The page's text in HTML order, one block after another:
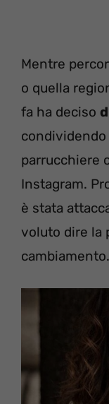
Mentre
o quella
fa ha deciso
parrucchiere
Instagram.
è stata
voluto dire la
cambiamento.